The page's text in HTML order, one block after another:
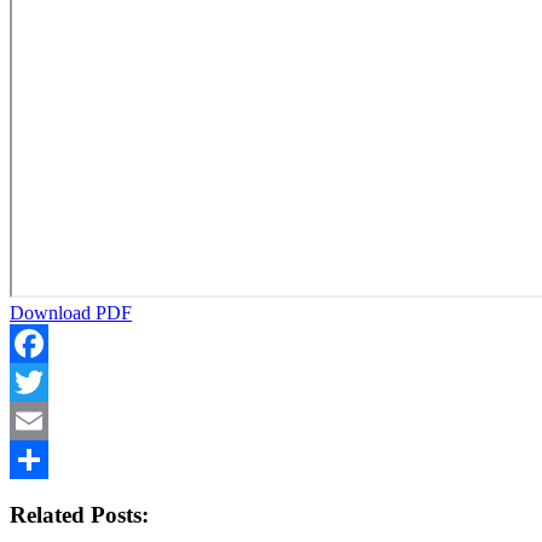
Download PDF
Facebook
Twitter
Email
Related Posts: